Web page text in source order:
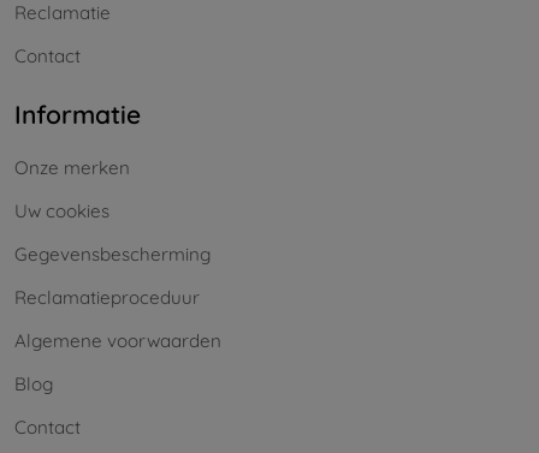
Reclamatie
Contact
Informatie
Onze merken
Uw cookies
Gegevensbescherming
Reclamatieproceduur
Algemene voorwaarden
Blog
Contact